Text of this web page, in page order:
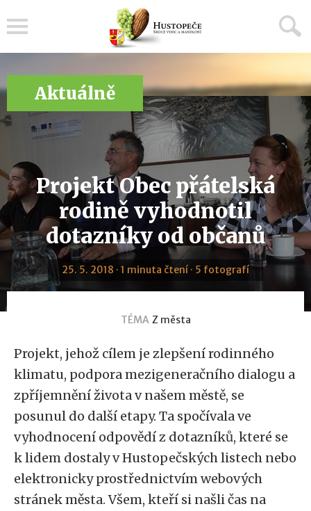
Aktuálně
Projekt Obec přátelská
rodině vyhodnotil
dotazníky od občanů
25. 5. 2018 · 1 minuta čtení · 5 fotografí
TÉMA Z města
Projekt, jehož cílem je zlepšení rodinného
klimatu, podpora mezigeneračního dialogu a
zpříjemnění života v našem městě, se
posunul do další etapy. Ta spočívala ve
vyhodnocení odpovědí z dotazníků, které se
k lidem dostaly v Hustopečských listech nebo
elektronicky prostřednictvím webových
stránek města. Všem, kteří si našli čas na